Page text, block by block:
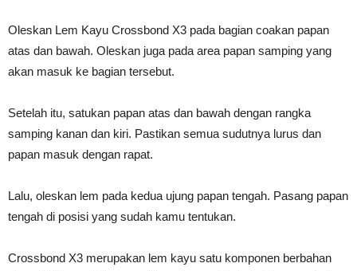
Oleskan Lem Kayu Crossbond X3 pada bagian coakan papan
atas dan bawah. Oleskan juga pada area papan samping yang
akan masuk ke bagian tersebut.
Setelah itu, satukan papan atas dan bawah dengan rangka
samping kanan dan kiri. Pastikan semua sudutnya lurus dan
papan masuk dengan rapat.
Lalu, oleskan lem pada kedua ujung papan tengah. Pasang papan
tengah di posisi yang sudah kamu tentukan.
Crossbond X3 merupakan lem kayu satu komponen berbahan